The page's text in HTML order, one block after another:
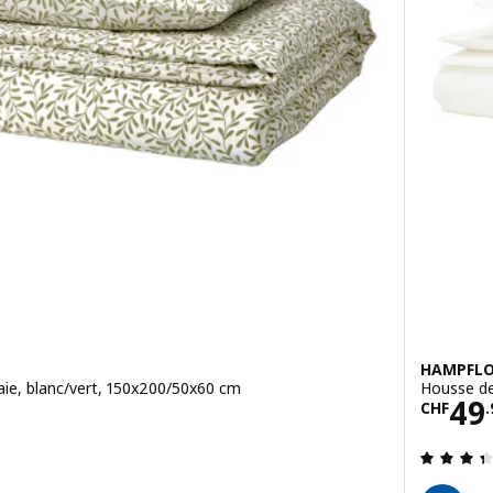
blanc/vert, 150x200/50x60 cm
hors de 5 étoiles. Nombre total de commentaires:
Housse
CHF49.
Prix